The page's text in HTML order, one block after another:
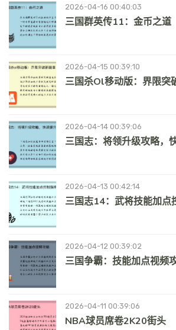
2026-04-16 00:40:03
三国群英传11：金币之道
2026-04-15 00:39:10
三国杀ol移动版：界限突
2026-04-14 00:39:06
三国志：将领升级攻略，
2026-04-13 00:42:14
三国志14：武将技能加点
2026-04-12 00:39:02
三国争霸：技能加点视频
2026-04-11 00:39:06
NBA球员席卷2K20街头